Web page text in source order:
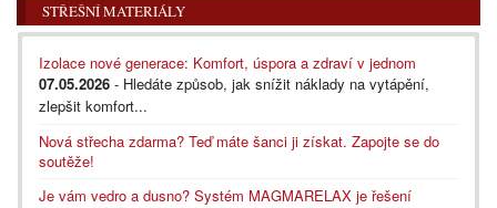
STŘEŠNÍ MATERIÁLY
Izolace nové generace: Komfort, úspora a zdraví v jednom
07.05.2026 - Hledáte způsob, jak snížit náklady na vytápění,
zlepšit komfort...
Nová střecha zdarma? Teď máte šanci ji získat. Zapojte se do
soutěže!
Je vám vedro a dusno? Systém MAGMARELAX je řešení